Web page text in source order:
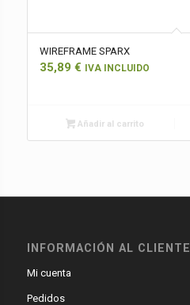
WIREFRAME SPARX
35,89 € IVA INCLUIDO
Añadir al carrito
INFORMACIÓN AL CLIENTE
Mi cuenta
Pedidos